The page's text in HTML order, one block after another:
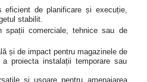
eficient de planificare și execuție,
stabilit.
spații comerciale, tehnice sau de
și de impact pentru magazinele de
proiecta instalații temporare sau
și ușoare pentru amenajarea